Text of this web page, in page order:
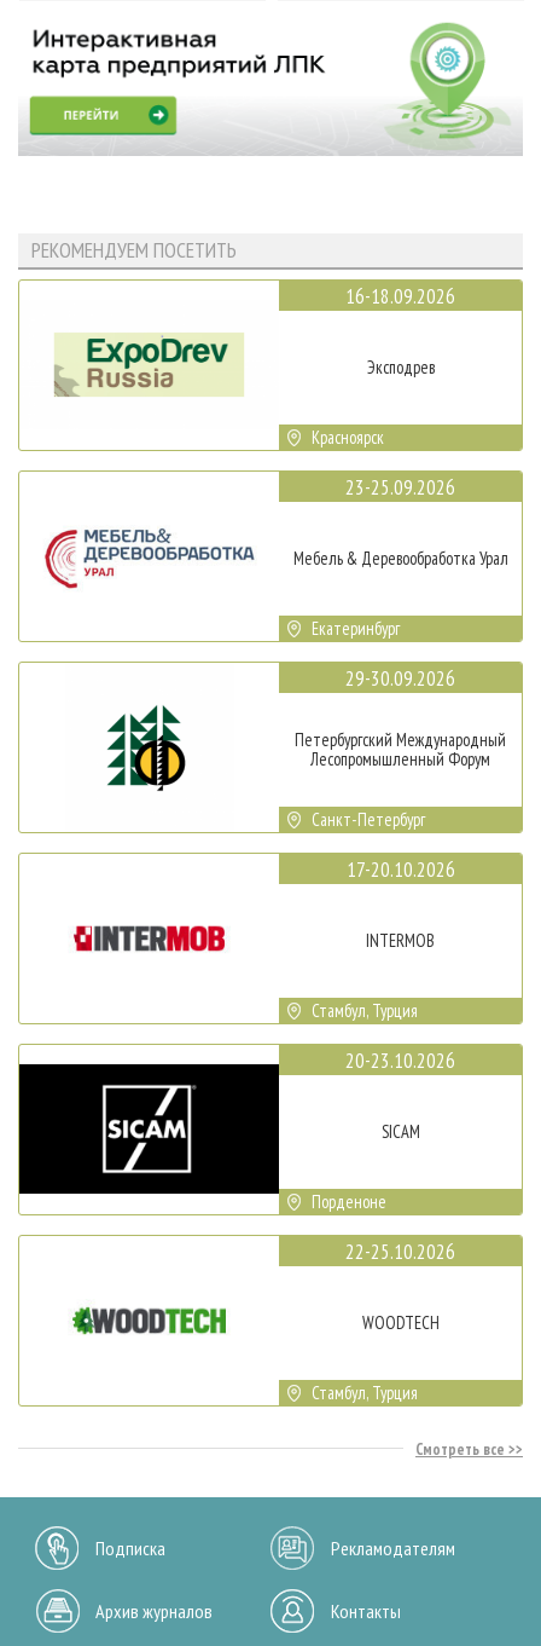
РЕКОМЕНДУЕМ ПОСЕТИТЬ
16-18.09.2026
Эксподрев
Красноярск
23-25.09.2026
Мебель & Деревообработка Урал
Екатеринбург
29-30.09.2026
Петербургский Международный
Лесопромышленный Форум
Санкт-Петербург
17-20.10.2026
INTERMOB
Стамбул, Турция
20-23.10.2026
SICAM
Порденоне
22-25.10.2026
WOODTECH
Стамбул, Турция
Смотреть все
Подписка Рекламодателям
Архив журналов Контакты